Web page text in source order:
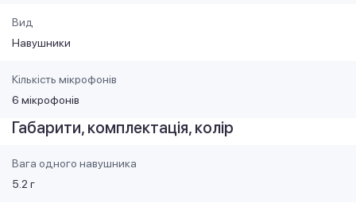
Вид
Навушники
Кількість мікрофонів
6 мікрофонів
Габарити, комплектація, колір
Вага одного навушника
5.2 г